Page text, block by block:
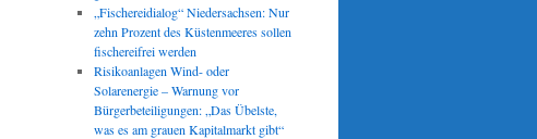
„Fischereidialog“ Niedersachsen: Nur
zehn Prozent des Küstenmeeres sollen
fischereifrei werden
Risikoanlagen Wind- oder
Solarenergie – Warnung vor
Bürgerbeteiligungen: „Das Übelste,
was es am grauen Kapitalmarkt gibt“